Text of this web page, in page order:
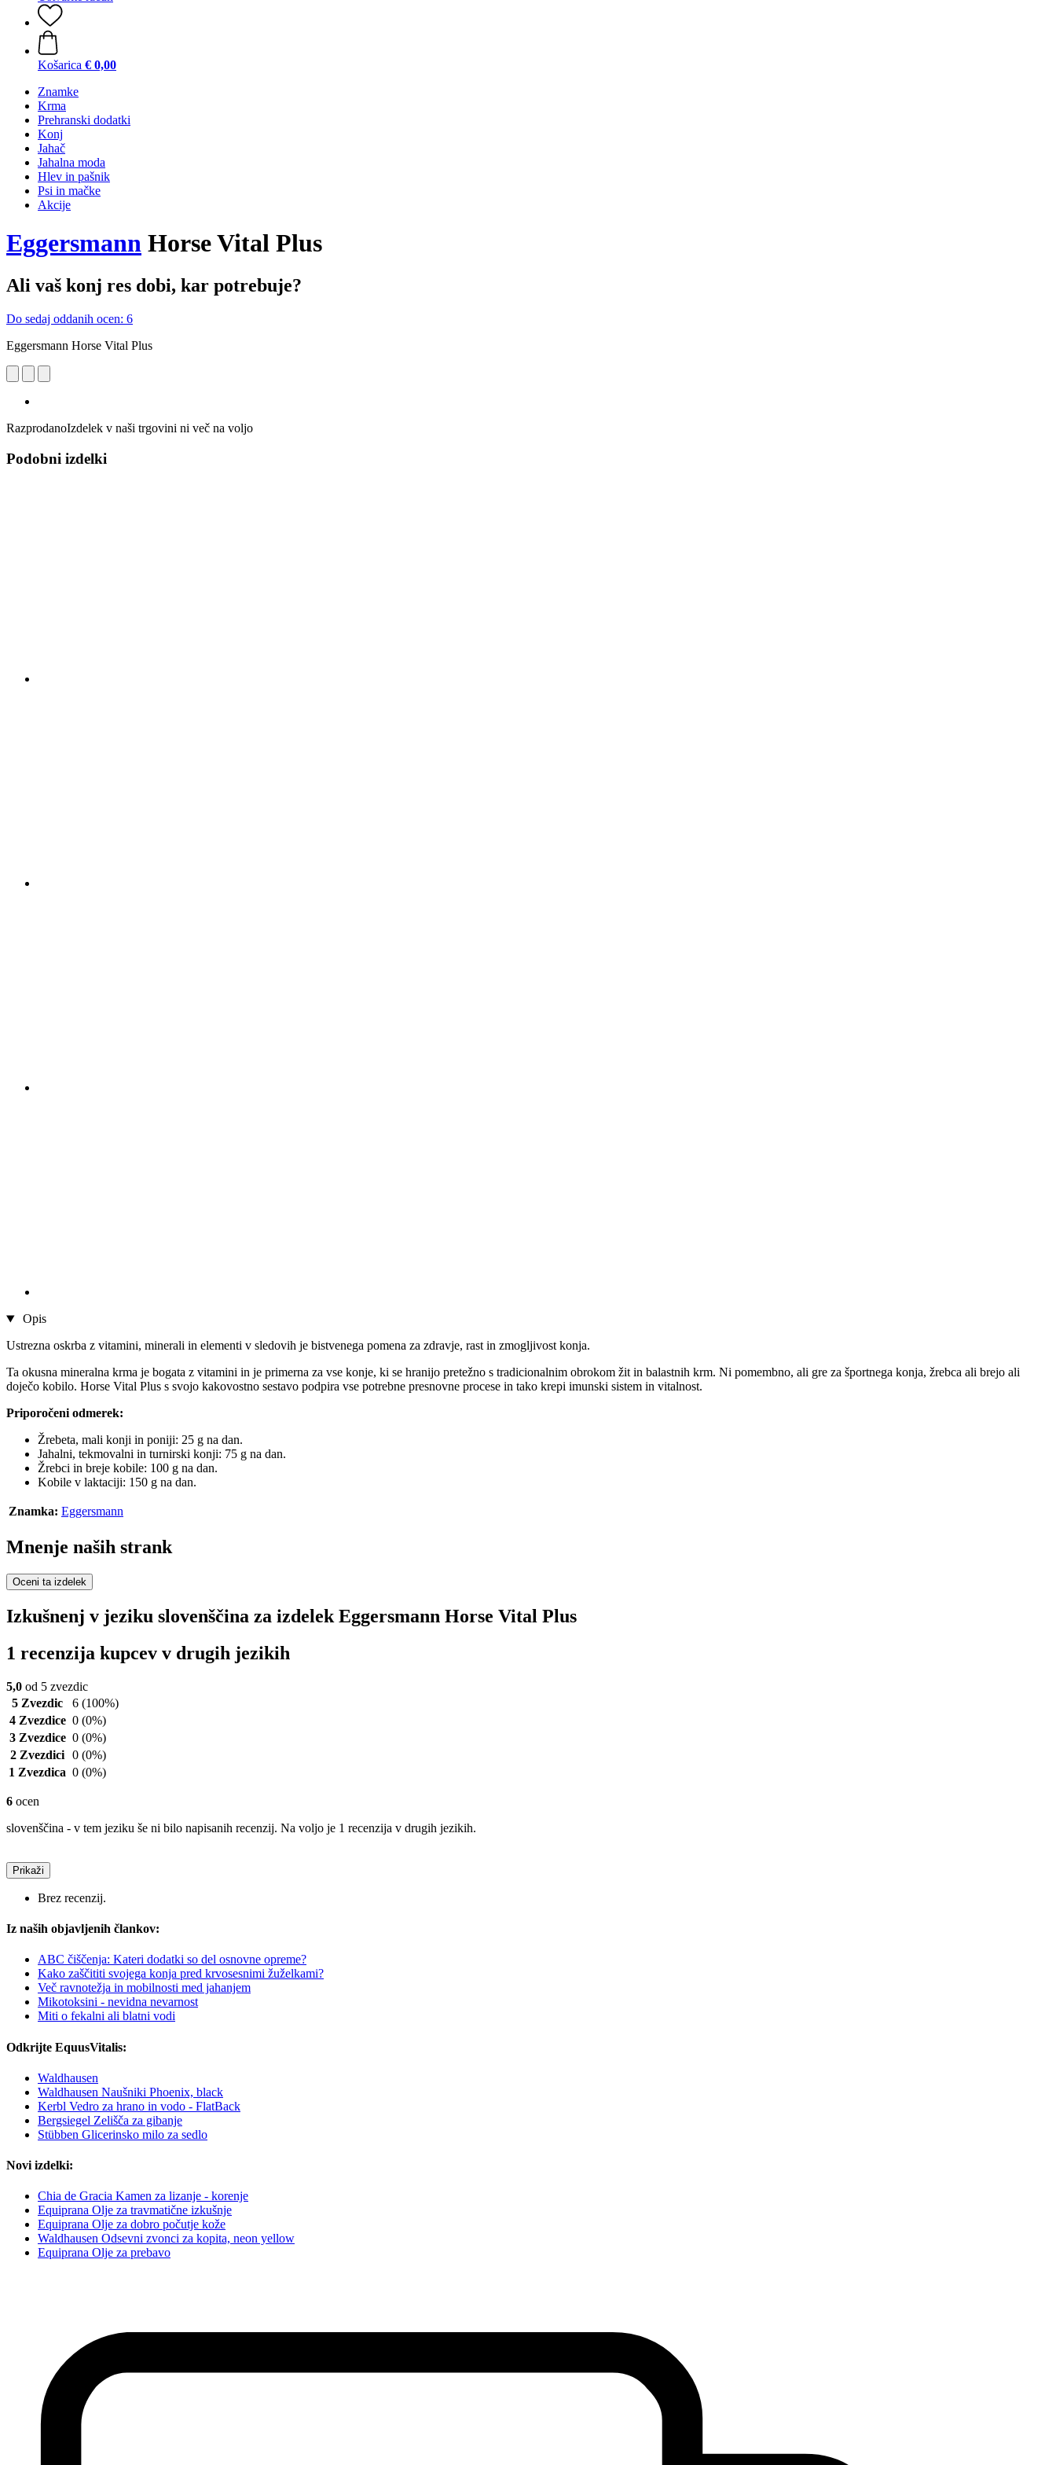
Košarica € 0,00
Znamke
Krma
Prehranski dodatki
Konj
Jahač
Jahalna moda
Hlev in pašnik
Psi in mačke
Akcije
Eggersmann Horse Vital Plus
Ali vaš konj res dobi, kar potrebuje?
Do sedaj oddanih ocen: 6
Eggersmann Horse Vital Plus
RazprodanoIzdelek v naši trgovini ni več na voljo
Podobni izdelki
Opis
Ustrezna oskrba z vitamini, minerali in elementi v sledovih je bistvenega pomena za zdravje, rast in zmogljivost konja.
Ta okusna mineralna krma je bogata z vitamini in je primerna za vse konje, ki se hranijo pretežno s tradicionalnim obrokom žit in balastnih krm. Ni pomembno, ali gre za športnega konja, žrebca ali brejo ali
doječo kobilo. Horse Vital Plus s svojo kakovostno sestavo podpira vse potrebne presnovne procese in tako krepi imunski sistem in vitalnost.
Priporočeni odmerek:
Žrebeta, mali konji in poniji: 25 g na dan.
Jahalni, tekmovalni in turnirski konji: 75 g na dan.
Žrebci in breje kobile: 100 g na dan.
Kobile v laktaciji: 150 g na dan.
Znamka: Eggersmann
Mnenje naših strank
Oceni ta izdelek
Izkušnenj v jeziku slovenščina za izdelek Eggersmann Horse Vital Plus
1 recenzija kupcev v drugih jezikih
5,0 od 5 zvezdic
5 Zvezdic
6 (100%)
4 Zvezdice 0 (0%)
3 Zvezdice 0 (0%)
2 Zvezdici 0 (0%)
1 Zvezdica 0 (0%)
6 ocen
slovenščina - v tem jeziku še ni bilo napisanih recenzij. Na voljo je 1 recenzija v drugih jezikih.
Prikaži
Brez recenzij.
Iz naših objavljenih člankov:
ABC čiščenja: Kateri dodatki so del osnovne opreme?
Kako zaščititi svojega konja pred krvosesnimi žuželkami?
Več ravnotežja in mobilnosti med jahanjem
Mikotoksini - nevidna nevarnost
Miti o fekalni ali blatni vodi
Odkrijte EquusVitalis:
Waldhausen
Waldhausen Naušniki Phoenix, black
Kerbl Vedro za hrano in vodo - FlatBack
Bergsiegel Zelišča za gibanje
Stübben Glicerinsko milo za sedlo
Novi izdelki:
Chia de Gracia Kamen za lizanje - korenje
Equiprana Olje za travmatične izkušnje
Equiprana Olje za dobro počutje kože
Waldhausen Odsevni zvonci za kopita, neon yellow
Equiprana Olje za prebavo